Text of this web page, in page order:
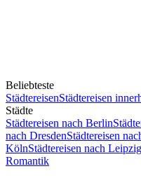
Beliebteste
StädtereisenStädtereisen
Städte
Städtereisen nach Berlin
nach DresdenStädtereisen
KölnStädtereisen nach Leipzig
Romantik